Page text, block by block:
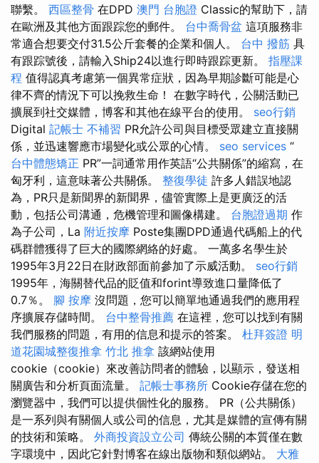
聯繫。 西區整骨 在DPD 澳門 台胞證 Classic的幫助下，請
在歐洲及其他方面跟踪您的郵件。 台中喬骨盆 這項服務非
常適合想要交付31.5公斤套餐的企業和個人。 台中 撥筋 具
有跟踪號後，請輸入Ship24以進行即時跟踪更新。 指壓課
程 值得認真考慮第一個異常症狀，因為早期診斷可能是心
律不齊的情況下可以挽救生命！ 在數字時代，公關活動已
擴展到社交媒體，博客和其他在線平台的使用。 seo行銷
Digital 記帳士 不補習 PR允許公司與目標受眾建立直接關
係，並迅速響應市場變化或公眾的心情。 seo services “
台中體態矯正 PR”一詞通常用作英語“公共關係”的縮寫，在
匈牙利，這意味著公共關係。 整復學徒 許多人錯誤地認
為，PR只是新聞界的新聞界，儘管實際上是更廣泛的活
動，包括公司溝通，危機管理和圖像構建。 台胞證過期 作
為子公司，La 附近按摩 Poste集團DPD通過代碼船上的代
碼群體獲得了巨大的國際網絡的好處。 一萬多名學生於
1995年3月22日在財政部面前參加了示威活動。 seo行銷
1995年，海關替代品的貶值和forint導致進口量降低了
0.7％。 腳 按摩 沒問題，您可以簡單地通過我們的應用程
序擴展存儲時間。 台中整骨推薦 在這裡，您可以找到有關
我們服務的問題，有用的信息和提示的答案。 杜拜簽證 明
道花園城整復推拿 竹北 推拿 該網站使用
cookie（cookie）來改善訪問者的體驗，以顯示，發送相
關廣告和分析頁面流量。 記帳士事務所 Cookie存儲在您的
瀏覽器中，我們可以提供個性化的服務。 PR（公共關係）
是一系列與有關個人或公司的信息，尤其是媒體的宣傳有關
的技術和策略。 外商投資設立公司 傳統公關的本質僅在數
字環境中，因此它針對博客在線出版物和類似網站。 大雅